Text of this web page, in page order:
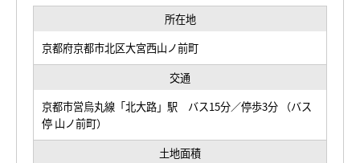
所在地
京都府京都市北区大宮西山ノ前町
交通
京都市営烏丸線「北大路」駅 バス15分／停歩3分 （バス
停 山ノ前町）
土地面積